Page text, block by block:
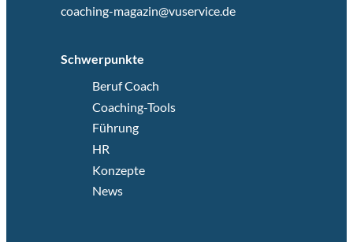
coaching-magazin@vuservice.de
Schwerpunkte
Beruf Coach
Coaching-Tools
Führung
HR
Konzepte
News